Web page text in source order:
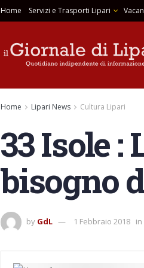
Home Servizi e Trasporti Lipari
Home Lipari News Cultura Lipari
33 Isole
bisogno
by GdL 1 Febbraio 2018 in